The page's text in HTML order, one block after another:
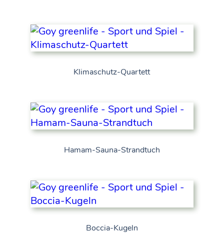
Klimaschutz-Quartett
Hamam-Sauna-Strandtuch
Boccia-Kugeln